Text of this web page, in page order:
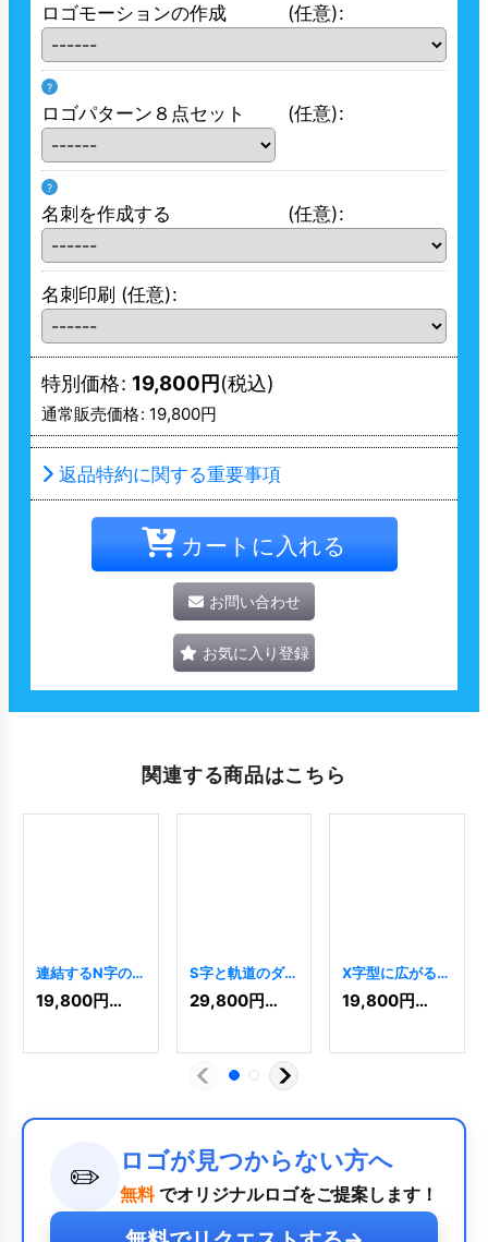
ロゴモーションの作成 (任意):
?
ロゴパターン８点セット (任意):
?
名刺を作成する (任意):
名刺印刷 (任意):
特別価格: 19,800円(税込)
通常販売価格: 19,800円
返品特約に関する重要事項
カートに入れる
お問い合わせ
お気に入り登録
関連する商品はこちら
連結するN字の
ダイナミックロ
ゴ [9618]
19,800円(税込)
S字と軌道のダイ
ナミックロゴ
[10295 ]
29,800円(税込)
X字型に広がる矢
印のダイナミッ
クロゴ [9756
19,800円(税込)
✏️ ロゴが見つからない方へ
無料 でオリジナルロゴをご提案します！